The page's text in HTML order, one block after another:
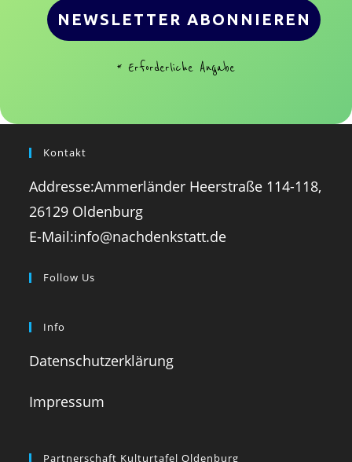
* Erforderliche Angabe
Kontakt
Addresse:Ammerländer Heerstraße 114-118,
26129 Oldenburg
E-Mail:info@nachdenkstatt.de
Follow Us
in
new
in
new
in
new
in
new
Info
Datenschutzerklärung
Impressum
Partnerschaft Kulturtafel Oldenburg